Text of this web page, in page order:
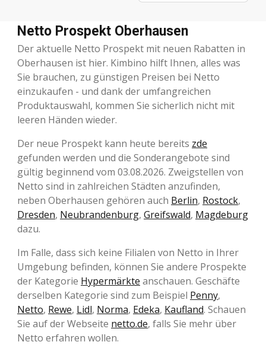
Netto Prospekt Oberhausen
Der aktuelle Netto Prospekt mit neuen Rabatten in
Oberhausen ist hier. Kimbino hilft Ihnen, alles was
Sie brauchen, zu günstigen Preisen bei Netto
einzukaufen - und dank der umfangreichen
Produktauswahl, kommen Sie sicherlich nicht mit
leeren Händen wieder.
Der neue Prospekt kann heute bereits zde
gefunden werden und die Sonderangebote sind
gültig beginnend vom 03.08.2026. Zweigstellen von
Netto sind in zahlreichen Städten anzufinden,
neben Oberhausen gehören auch Berlin, Rostock,
Dresden, Neubrandenburg, Greifswald, Magdeburg
dazu.
Im Falle, dass sich keine Filialen von Netto in Ihrer
Umgebung befinden, können Sie andere Prospekte
der Kategorie Hypermärkte anschauen. Geschäfte
derselben Kategorie sind zum Beispiel Penny,
Netto, Rewe, Lidl, Norma, Edeka, Kaufland. Schauen
Sie auf der Webseite netto.de, falls Sie mehr über
Netto erfahren wollen.